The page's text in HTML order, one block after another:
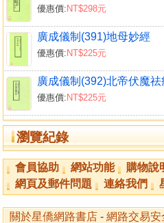
優惠價: NT$298元
廣成儀制(391)地母妙經
優惠價: NT$225元
廣成儀制(392)北帝伏魔
優惠價: NT$225元
瀏覽紀錄
會員協助 網站功能 購物說
網頁及郵件問題
連絡我們
關於星僑網路書店 - 網路交易安